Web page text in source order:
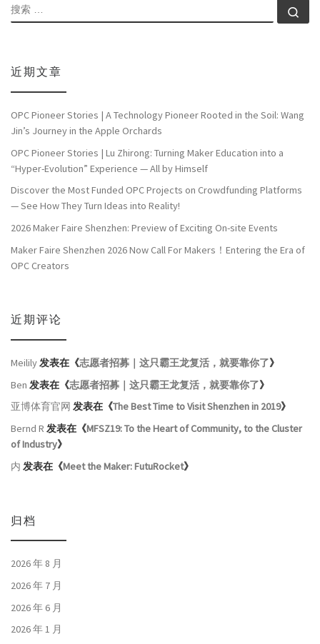
搜索
近期文章
OPC Pioneer Stories | A Technology Pioneer Rooted in the Soil: Wang
Jin’s Journey in the Apple Orchards
OPC Pioneer Stories | Lu Zhirong: Turning Maker Education into a
“Hyper-Evolution” Experience — All by Himself
Discover the Most Funded OPC Projects on Crowdfunding Platforms
— See How They Turn Ideas into Reality!
2026 Maker Faire Shenzhen: Preview of Exciting On-site Events
Maker Faire Shenzhen 2026 Now Call For Makers！Entering the Era of
OPC Creators
近期评论
Meilily发表在《志愿者招募｜这只霸王龙复活，就要靠你了》
Ben 发表在《志愿者招募｜这只霸王龙复活，就要靠你了》
亚博体育官网 发表在《The Best Time to Visit Shenzhen in 2019》
Bernd R 发表在《MFSZ19: To the Heart of Community, to the Cluster
of Industry》
内 发表在《Meet the Maker: FutuRocket》
归档
2026 年 8 月
2026 年 7 月
2026 年 6 月
2026 年 1 月